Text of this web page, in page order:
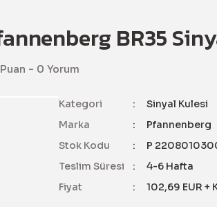
BR35
- 0 Yorum
Kategori
Sinyal Kulesi
Marka
Pfannenberg
Stok Kodu
P
Teslim Süresi
4-6 Hafta
Fiyat
102,69 EUR +